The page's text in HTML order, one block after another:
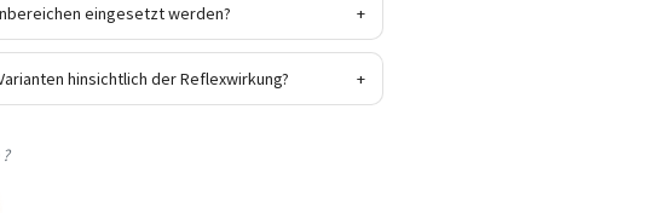
eingesetzt werden? +
hinsichtlich der Reflexwirkung? +